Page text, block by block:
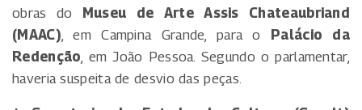
obras do
Museu de Arte Assis Chateaubriand
(MAAC), em Campina Grande, para o
Palácio da
Redenção, em João Pessoa. Segundo o parlamentar,
haveria suspeita de desvio das peças.